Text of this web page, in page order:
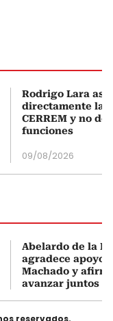
Rodrigo Lara
directamente la
CERREM y no
funciones
09/08/2026
Abelardo de la
agradece apoyo
Machado y
avanzar juntos
reservados.